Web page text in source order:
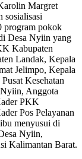
Margret
sosialisasi
program pokok
Desa Nyiin yang
Kabupaten
Landak, Kepala
Jelimpo, Kepala
Kesehatan
Anggota
PKK
Pos Pelayanan
menyusui di
Nyiin,
Kalimantan Barat.